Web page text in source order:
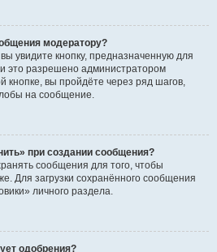
модератору?
увидите кнопку, предназначенную для
это разрешено администратором
кнопке, вы пройдёте через ряд шагов,
на сообщение.
при создании сообщения?
сообщения для того, чтобы
Для загрузки сохранённого сообщения
личного раздела.
одобрения?